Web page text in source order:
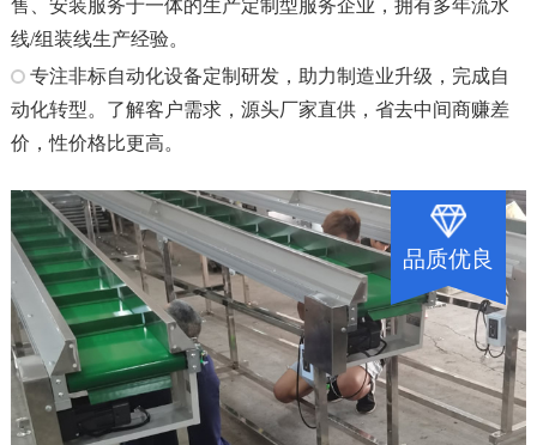
售、安装服务于一体的生产定制型服务企业，拥有多年流水
线/组装线生产经验。
专注非标自动化设备定制研发，助力制造业升级，完成自
动化转型。了解客户需求，源头厂家直供，省去中间商赚差
价，性价格比更高。
品质优良